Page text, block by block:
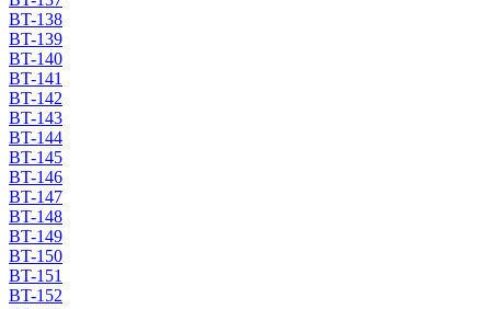
BT-138
BT-139
BT-140
BT-141
BT-142
BT-143
BT-144
BT-145
BT-146
BT-147
BT-148
BT-149
BT-150
BT-151
BT-152